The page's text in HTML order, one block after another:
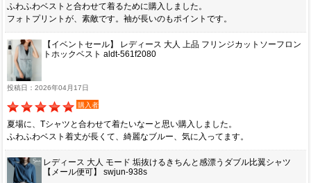
ふわふわベストと合わせて着るために購入しました。
フォトプリントが、素敵です。袖が長いのもポイントです。
【イベントセール】 レディース 大人 上品 フリンジカットソーフロン
トホックベスト aldt-561f2080
投稿日：2026年04月17日
購入者
夏場に、Tシャツと合わせて着たいなーと思い購入しました。
ふわふわベスト着丈が長くて、綺麗なブルー、気に入ってます。
レディース 大人 モード 垢抜けるきちんと感漂うダブル比翼シャツ
【メール便可】 swjun-938s